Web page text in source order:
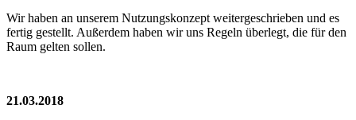
Wir haben an unserem Nutzungskonzept weitergeschrieben und es
fertig gestellt. Außerdem haben wir uns Regeln überlegt, die für den
Raum gelten sollen.
21.03.2018